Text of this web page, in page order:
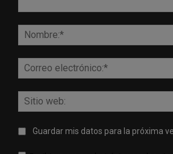
Guardar mis datos para la próxima